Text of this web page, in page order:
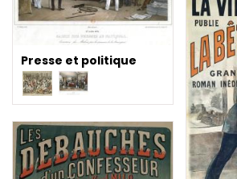
Presse et politique